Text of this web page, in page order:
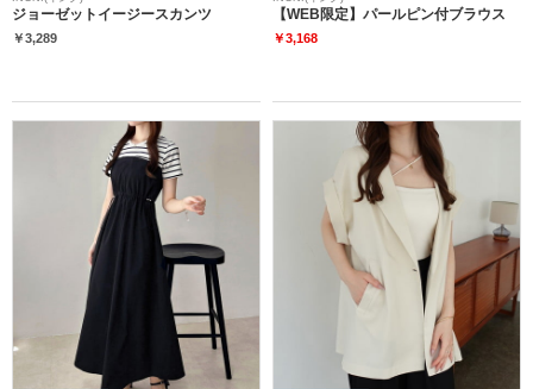
ジョーゼットイージースカンツ
￥3,289
【WEB限定】パールピン付ブラウス
￥3,168